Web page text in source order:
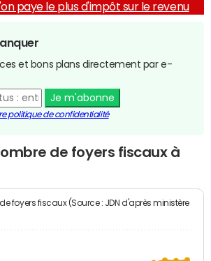
paye le plus d'impôt sur le revenu
et bons plans directement par e-
Je m'abonne
politique de confidentialité
de foyers fiscaux à
foyers fiscaux (Source : JDN d'après ministère